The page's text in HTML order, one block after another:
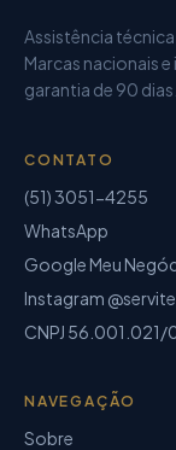
Assistência
Marcas nacionais
garantia de 90 dias
CONTATO
(51) 3051-4255
WhatsApp
Google Meu
Instagram
CNPJ 56.001.021/
NAVEGAÇÃO
Sobre